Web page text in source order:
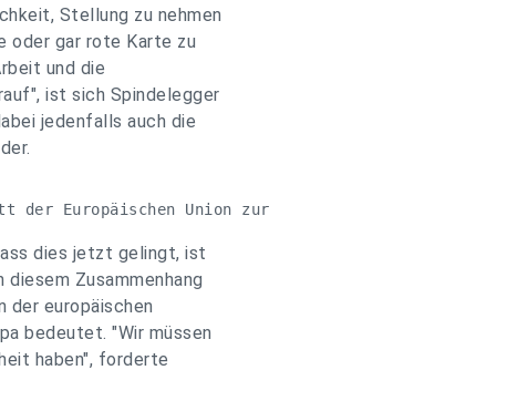
Stellung zu nehmen
oder gar rote Karte zu
und die
ist sich Spindelegger
jedenfalls auch die
Europäischen Union zur
dies jetzt gelingt, ist
Zusammenhang
der europäischen
bedeutet. "Wir müssen
haben", forderte